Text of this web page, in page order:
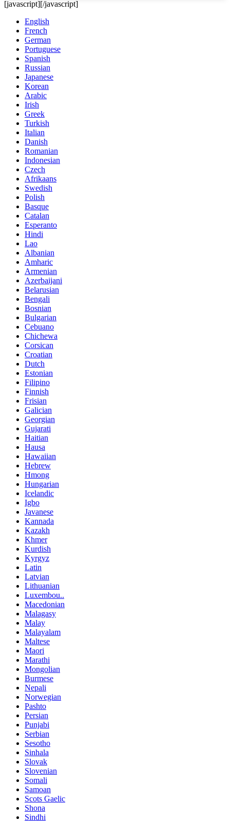
[javascript][/javascript]
English
French
German
Portuguese
Spanish
Russian
Japanese
Korean
Arabic
Irish
Greek
Turkish
Italian
Danish
Romanian
Indonesian
Czech
Afrikaans
Swedish
Polish
Basque
Catalan
Esperanto
Hindi
Lao
Albanian
Amharic
Armenian
Azerbaijani
Belarusian
Bengali
Bosnian
Bulgarian
Cebuano
Chichewa
Corsican
Croatian
Dutch
Estonian
Filipino
Finnish
Frisian
Galician
Georgian
Gujarati
Haitian
Hausa
Hawaiian
Hebrew
Hmong
Hungarian
Icelandic
Igbo
Javanese
Kannada
Kazakh
Khmer
Kurdish
Kyrgyz
Latin
Latvian
Lithuanian
Luxembou..
Macedonian
Malagasy
Malay
Malayalam
Maltese
Maori
Marathi
Mongolian
Burmese
Nepali
Norwegian
Pashto
Persian
Punjabi
Serbian
Sesotho
Sinhala
Slovak
Slovenian
Somali
Samoan
Scots Gaelic
Shona
Sindhi